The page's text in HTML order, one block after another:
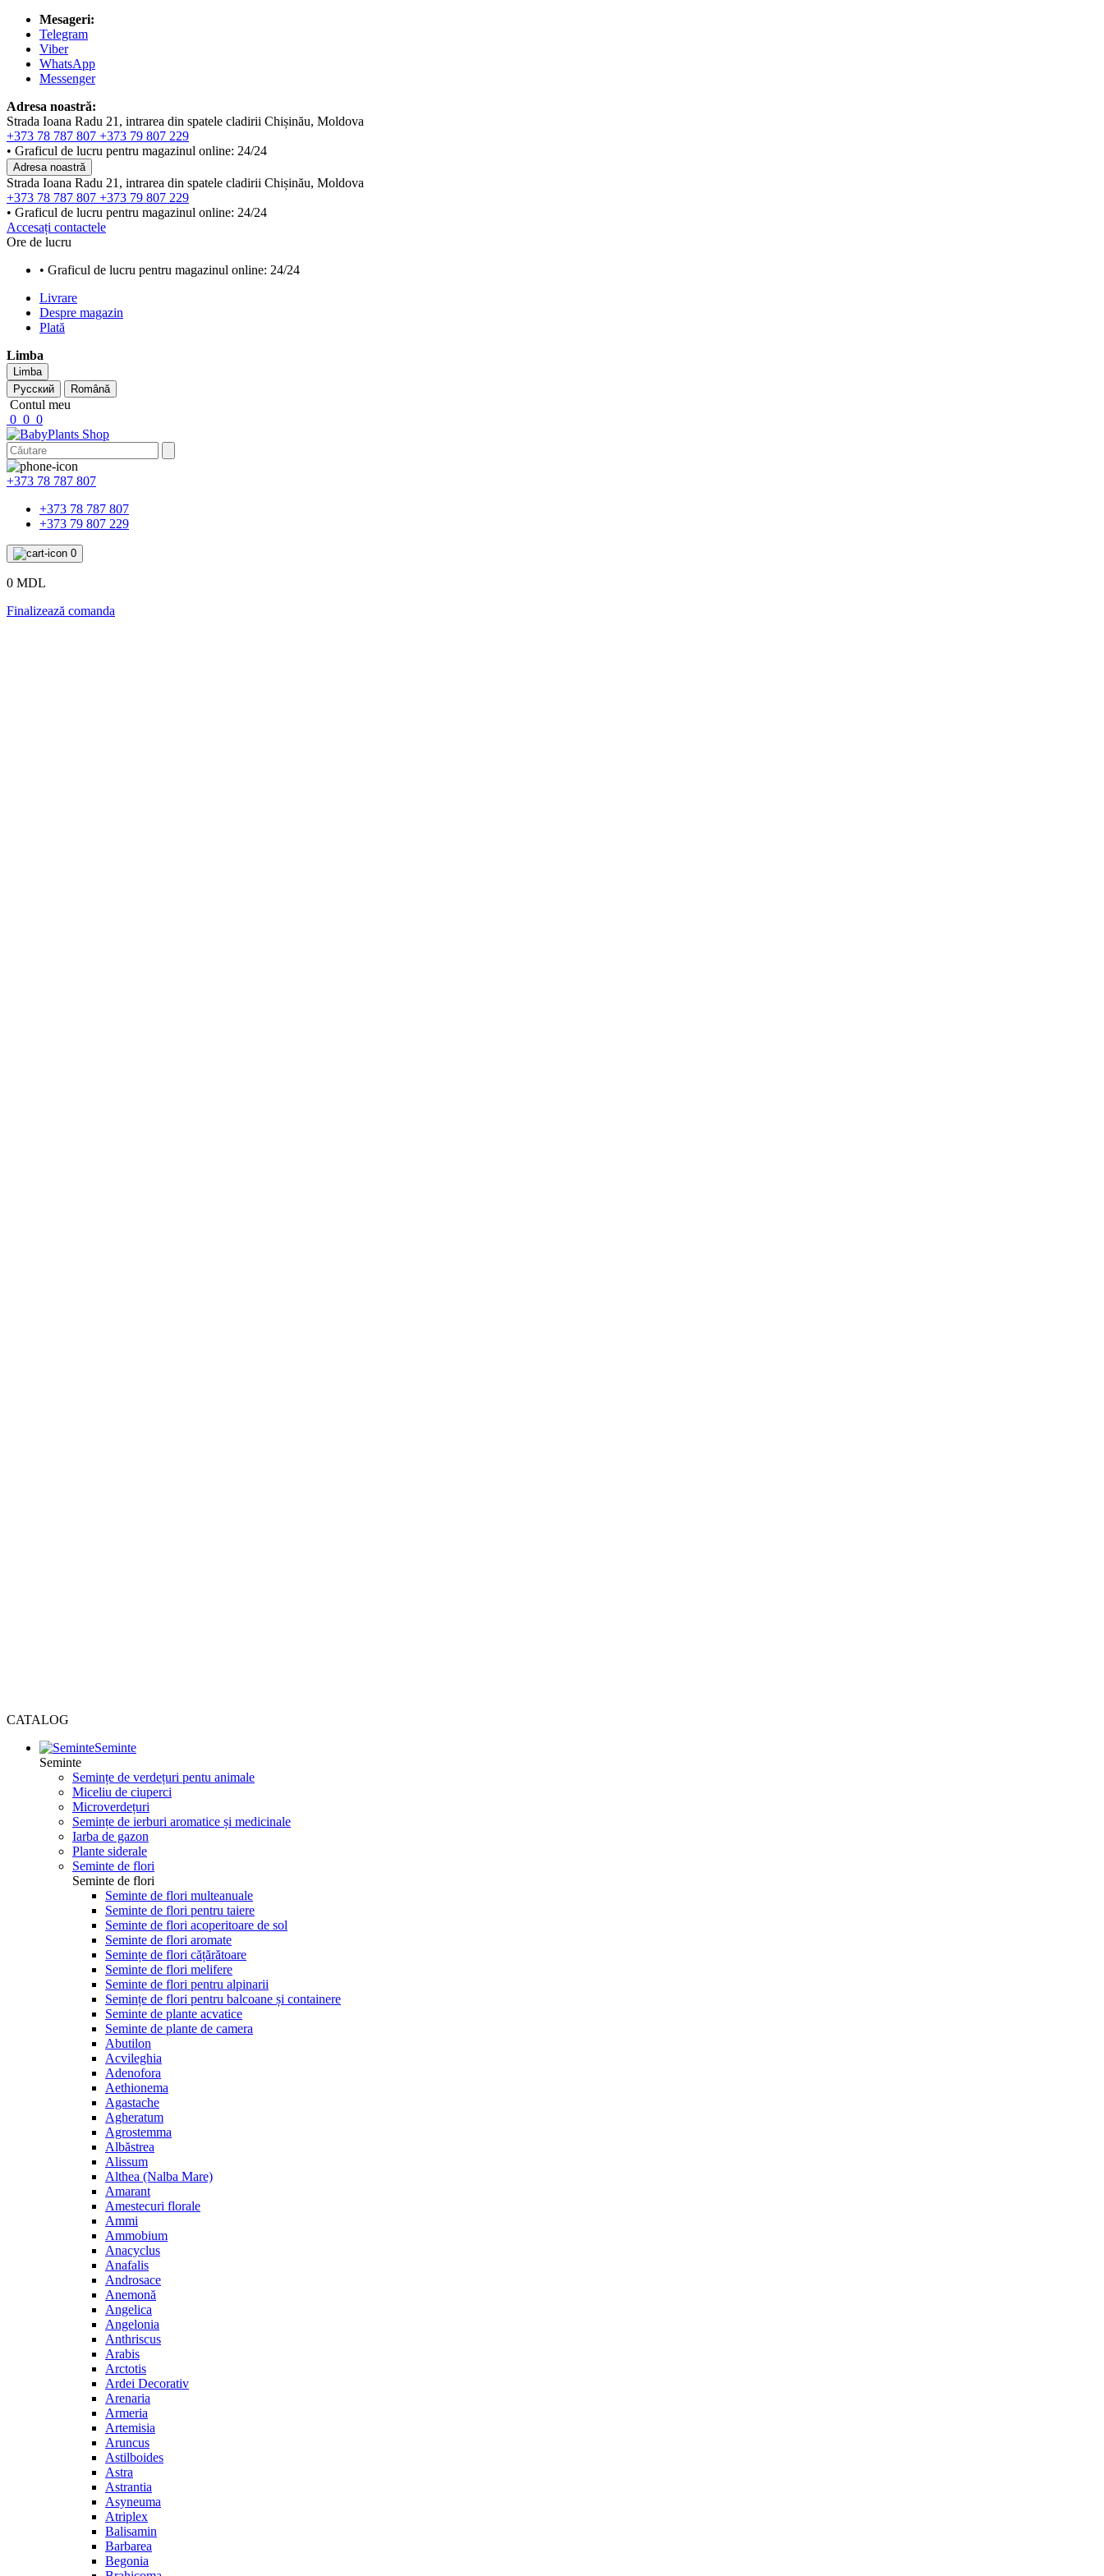
Mesageri:
Telegram
Viber
WhatsApp
Messenger
Adresa noastră:
Strada Ioana Radu 21, intrarea din spatele cladirii Chișinău, Moldova
+373 78 787 807 +373 79 807 229
• Graficul de lucru pentru magazinul online: 24/24
Adresa noastră
Strada Ioana Radu 21, intrarea din spatele cladirii Chișinău, Moldova
+373 78 787 807 +373 79 807 229
• Graficul de lucru pentru magazinul online: 24/24
Accesați contactele
Ore de lucru
• Graficul de lucru pentru magazinul online: 24/24
Livrare
Despre magazin
Plată
Limba
Limba
Русский
Română
Contul meu
0 0 0
+373 78 787 807
+373 78 787 807
+373 79 807 229
0
0 MDL
Finalizează comanda
CATALOG
Seminte
Seminte
Semințe de verdețuri pentu animale
Miceliu de ciuperci
Microverdețuri
Semințe de ierburi aromatice și medicinale
Iarba de gazon
Plante siderale
Seminte de flori
Seminte de flori
Seminte de flori multeanuale
Seminte de flori pentru taiere
Seminte de flori acoperitoare de sol
Seminte de flori aromate
Semințe de flori cățărătoare
Seminte de flori melifere
Seminte de flori pentru alpinarii
Semințe de flori pentru balcoane și containere
Seminte de plante acvatice
Seminte de plante de camera
Abutilon
Acvileghia
Adenofora
Aethionema
Agastache
Agheratum
Agrostemma
Albăstrea
Alissum
Althea (Nalba Mare)
Amarant
Amestecuri florale
Ammi
Ammobium
Anacyclus
Anafalis
Androsace
Anemonă
Angelica
Angelonia
Anthriscus
Arabis
Arctotis
Ardei Decorativ
Arenaria
Armeria
Artemisia
Aruncus
Astilboides
Astra
Astrantia
Asyneuma
Atriplex
Balisamin
Barbarea
Begonia